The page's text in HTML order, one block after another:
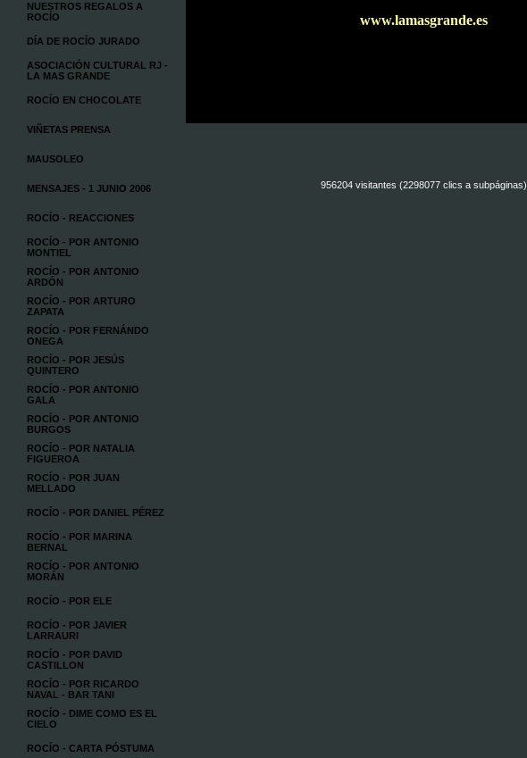
NUESTROS REGALOS A
ROCÍO
DÍA DE ROCÍO JURADO
ASOCIACIÓN CULTURAL RJ -
LA MAS GRANDE
ROCÍO EN CHOCOLATE
VIÑETAS PRENSA
MAUSOLEO
MENSAJES - 1 JUNIO 2006
ROCÍO - REACCIONES
ROCÍO - POR ANTONIO
MONTIEL
ROCÍO - POR ANTONIO
ARDÓN
ROCÍO - POR ARTURO
ZAPATA
ROCÍO - POR FERNÁNDO
ONEGA
ROCÍO - POR JESÚS
QUINTERO
ROCÍO - POR ANTONIO
GALA
ROCÍO - POR ANTONIO
BURGOS
ROCÍO - POR NATALIA
FIGUEROA
ROCÍO - POR JUAN
MELLADO
ROCÍO - POR DANIEL PÉREZ
ROCÍO - POR MARINA
BERNAL
ROCÍO - POR ANTONIO
MORÁN
ROCÍO - POR ELE
ROCÍO - POR JAVIER
LARRAURI
ROCÍO - POR DAVID
CASTILLON
ROCÍO - POR RICARDO
NAVAL - BAR TANI
ROCÍO - DIME COMO ES EL
CIELO
ROCÍO - CARTA PÓSTUMA
www.lamasgrande.es
956204 visitantes (2298077 clics a subpáginas)